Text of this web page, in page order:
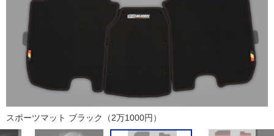
スポーツマット ブラック（2万1000円）